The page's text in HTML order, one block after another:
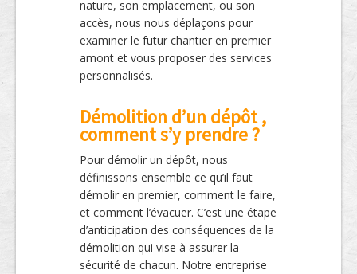
nature, son emplacement, ou son
accès, nous nous déplaçons pour
examiner le futur chantier en premier
amont et vous proposer des services
personnalisés.
Démolition d’un dépôt ,
comment s’y prendre ?
Pour démolir un dépôt, nous
définissons ensemble ce qu’il faut
démolir en premier, comment le faire,
et comment l’évacuer. C’est une étape
d’anticipation des conséquences de la
démolition qui vise à assurer la
sécurité de chacun. Notre entreprise